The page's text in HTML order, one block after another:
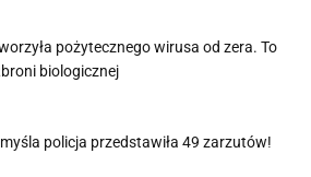
pożytecznego wirusa od zera. To
biologicznej
policja przedstawiła 49 zarzutów!